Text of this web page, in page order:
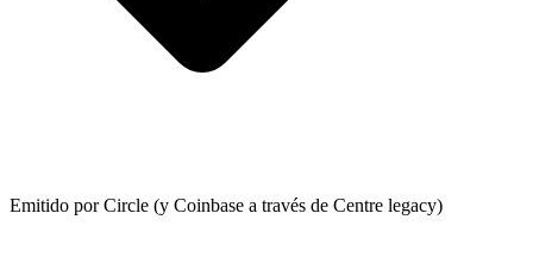
Emitido por Circle (y Coinbase a través de Centre legacy)